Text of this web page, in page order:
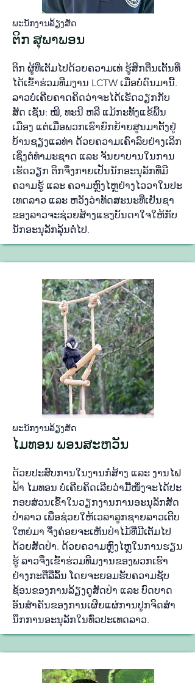
ພະ​ນັກ​ງານ​ລ້ຽງ​ສັດ​
ຕິກ ສຸພາພອນ
ຕິກ ຜູ້​ທີ່​ເຕັມ​ໄປ​ດ້ວຍ​ຄວາມ​ເທ່ ຮູ້​ສຶກ​ຕື່ນ​ເຕັ້ນ​ທີ່​
ໄດ້​ເຂົ້າ​ຮ່ວມ​ທີມ​ງານ LCTW ເມື່ອ​ບໍ່​ດົນ​ມານີ້.
ລາວ​ບໍ່​ເຄີຍ​ຄາດຄິດ​ວ່າຈະ​ໄດ້​ເຮັດ​ວຽກ​ກັບ​
ສັດ​ ເຊັ່ນ: ໝີ, ທະ​ນີ ຫລື ແມ້​ກະ​ທັ້ງ​ແຂ້​ພື້ນ​
ເມືອງ ແຕ່​ເມື່ອ​ພວກ​ເຮົາ​ຍົກ​ຍ້າຍ​ສູນ​ມາ​ຕັ້ງ​ຢູ່​
ບ້ານ​ຊຽງ​ແລ​ທ່າ ດ້ວຍ​ຄວາມ​ເຄົາ​ລົບ​ຢ່າງ​ເລິກ​
ເຊິ່ງ​ຕໍ່​ທຳ​ມະ​ຊາດ ແລະ ຈັນ​ຍາ​ບານ​ໃນ​ການ​
ເຮັດ​ວຽກ ຕິກ​ຈຶ່ງ​ກາຍ​ເປັນ​ນັກ​ອະ​ນຸ​ລັກ​ທີ່​ມີ​
ຄວາມ​ຮູ້ ແລະ ຄວາມ​ຫຼົງ​ໄຫຼຢ່າງ​ໄວ​ວາ​ໃນ​ປະ​
ເທດ​ລາວ ແລະ ຫວັງ​ວ່າ​ທັດ​ສະ​ນະ​ທີ່​ເຢັນ​ຊາ​
ຂອງ​ລາວ​ຈະ​ຊ່ວຍ​ສ້າງ​ແຮງ​ບັນ​ດາ​ໃຈ​ໃຫ້​ກັບ​
ນັກ​ອະ​ນຸ​ລັກ​ລຸ້ນ​ຕໍ່​ໄປ.
ພະ​ນັກ​ງານ​ລ້ຽງ​ສັດ
ໄມທອນ ພອນສະຫວັນ
ດ້ວຍ​ປະ​ສົບ​ການ​ໃນ​ງານ​ກໍ່​ສ້າງ ແລະ ງານ​ໄຟ​
ຟ້າ ໄມ​ທອນ​ ບໍ່​ເຄີຍ​ຄິດ​​ເລີຍ​ວ່າ​ມື້​ໜຶ່ງ​ຈະ​ໄດ້​ປະ​
ກອບ​ສ່ວນ​ເຂົ້າ​ໃນ​ວຽກ​ງານ​ການ​ອະ​ນຸ​ລັກ​ສັດ​
ປ່າ​ລາວ ເພື່ອ​ຊ່ວຍ​ໃຫ້​ເວ​ລາ​ລູກ​ຊາຍ​ລາວ​ເຕີບ​
ໃຫຍ່​ມາ ຈຶ່ງ​ຄ່ອຍ​ຈະ​ເຫັນ​ປ່າ​ໄມ້​ທີ່​ມີ​ເຕັມ​ໄປ​
ດ້ວຍ​ສັດ​ປ່າ. ດ້ວຍ​ຄວາມ​ຫຼົງ​ໄຫຼ​ໃນ​ການ​ຮຽນ​
ຮູ້ ລາວ​ຈຶ່ງ​ເຂົ້າ​ຮ່​ວມ​ທີມ​ງານ​ຂອ​ງ​ພວກ​ເຮົາ​
ຢ່າງ​ກະ​ຕື​ລື​ລົ້ນ ໂດຍ​ຈະ​ຍອມ​ຮັ​ບ​ຄວາມ​ຊັບ​
ຊ້ອນ​ຂອງ​ການ​ລ້ຽງ​ດູ​ສັດ​ປ່າ ແລະ ບົດ​ບາດ​
ອັນ​ສຳ​ຄັນ​ຂອງ​ການ​ເຜີຍ​ແຜ່​ການ​ປູກ​ຈິດ​ສຳ​
ນຶກ​ການ​ອະ​ນຸ​ລັກ​ໃນ​ທົ່ວ​ປະ​ເທດ​ລາວ.